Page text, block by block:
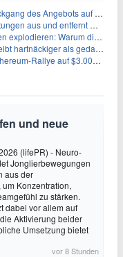
auf Börsen – Was kommt als Nächstes?
mehrere Krypto-Paare: Wer ist betroffen?
Rekord-Tag die KI-Branche erschüttert
gedacht – 2027 wird zum kritischen Test
nach entscheidendem On-Chain-Ausbruch
und neue
(lifePR) - Neuro-
Jonglierbewegungen
aus der
Konzentration,
zu stärken.
dabei vor allem auf
Aktivierung beider
Umsetzung bietet
vor 8 Stunden